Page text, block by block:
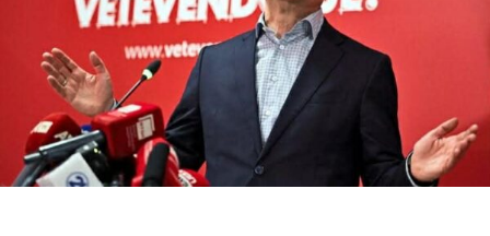
Showbiz
Ekonomi
Teknologji